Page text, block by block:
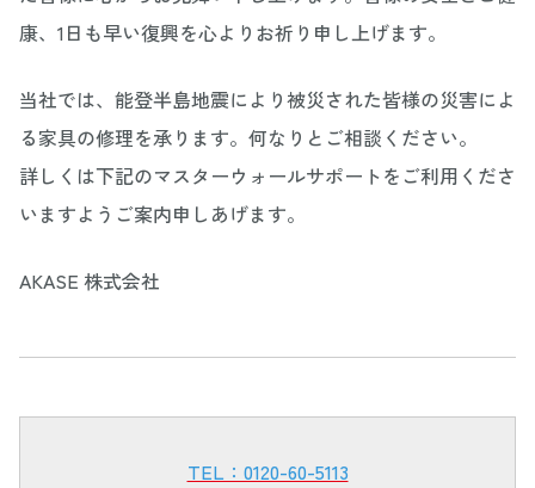
康、1日も早い復興を心よりお祈り申し上げます。
当社では、能登半島地震により被災された皆様の災害によ
る家具の修理を承ります。何なりとご相談ください。
詳しくは下記のマスターウォールサポートをご利用くださ
いますようご案内申しあげます。
AKASE 株式会社
TEL：0120-60-5113